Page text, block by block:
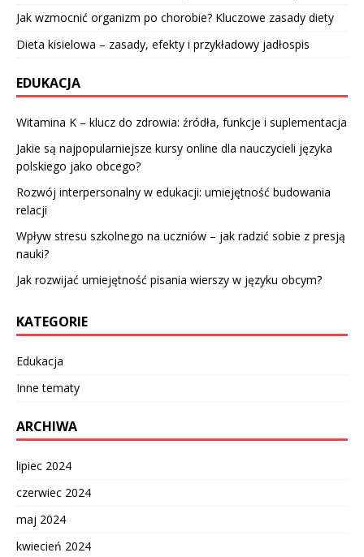
Jak wzmocnić organizm po chorobie? Kluczowe zasady diety
Dieta kisielowa – zasady, efekty i przykładowy jadłospis
EDUKACJA
Witamina K – klucz do zdrowia: źródła, funkcje i suplementacja
Jakie są najpopularniejsze kursy online dla nauczycieli języka
polskiego jako obcego?
Rozwój interpersonalny w edukacji: umiejętność budowania
relacji
Wpływ stresu szkolnego na uczniów – jak radzić sobie z presją
nauki?
Jak rozwijać umiejętność pisania wierszy w języku obcym?
KATEGORIE
Edukacja
Inne tematy
ARCHIWA
lipiec 2024
czerwiec 2024
maj 2024
kwiecień 2024